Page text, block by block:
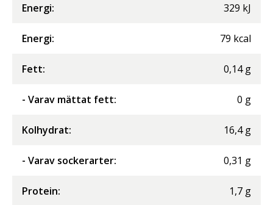
Energi: 329 kJ
Energi: 79 kcal
Fett: 0,14 g
- Varav mättat fett: 0 g
Kolhydrat: 16,4 g
- Varav sockerarter: 0,31 g
Protein: 1,7 g